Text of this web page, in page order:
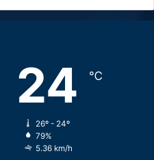
24 ℃
26º - 24º
79%
5.36 km/h